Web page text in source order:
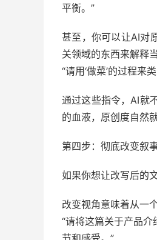
平衡。”
甚至，你可以让AI对
关领域的东西来解释
“请用‘做菜’的过程来
通过这些指令，AI就
的血液，原创度自然
第四步：彻底改变叙
如果你想让改写后的
改变视角意味着从一
“请将这篇关于产品